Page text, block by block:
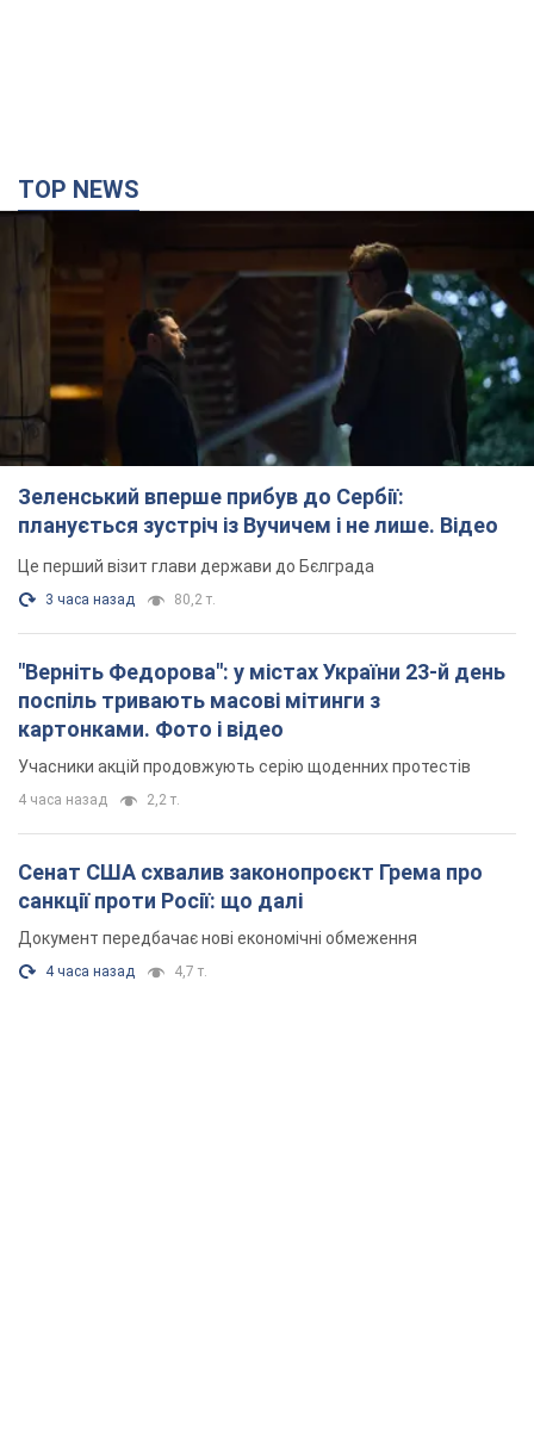
TOP NEWS
Зеленський вперше прибув до Сербії:
планується зустріч із Вучичем і не лише. Відео
Це перший візит глави держави до Бєлграда
3 часа назад 80,2 т.
"Верніть Федорова": у містах України 23-й день
поспіль тривають масові мітинги з
картонками. Фото і відео
Учасники акцій продовжують серію щоденних протестів
4 часа назад 2,2 т.
Сенат США схвалив законопроєкт Грема про
санкції проти Росії: що далі
Документ передбачає нові економічні обмеження
4 часа назад 4,7 т.